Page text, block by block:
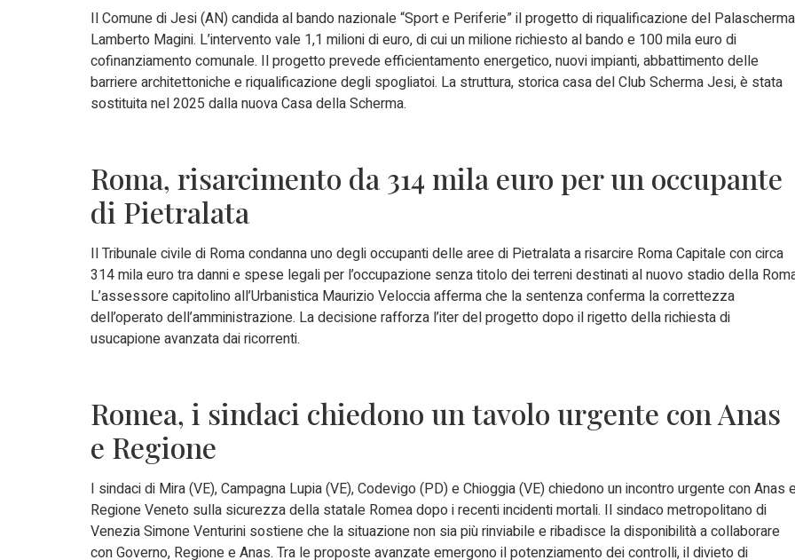
Il Comune di Jesi (AN) candida al bando nazionale “Sport e Periferie” il progetto di riqualificazione del Palascherma
Lamberto Magini. L’intervento vale 1,1 milioni di euro, di cui un milione richiesto al bando e 100 mila euro di
cofinanziamento comunale. Il progetto prevede efficientamento energetico, nuovi impianti, abbattimento delle
barriere architettoniche e riqualificazione degli spogliatoi. La struttura, storica casa del Club Scherma Jesi, è stata
sostituita nel 2025 dalla nuova Casa della Scherma.
Roma, risarcimento da 314 mila euro per un occupante
di Pietralata
Il Tribunale civile di Roma condanna uno degli occupanti delle aree di Pietralata a risarcire Roma Capitale con circa
314 mila euro tra danni e spese legali per l’occupazione senza titolo dei terreni destinati al nuovo stadio della
L’assessore capitolino all’Urbanistica Maurizio Veloccia afferma che la sentenza conferma la correttezza
dell’operato dell’amministrazione. La decisione rafforza l’iter del progetto dopo il rigetto della richiesta di
usucapione avanzata dai ricorrenti.
Romea, i sindaci chiedono un tavolo urgente con Anas
e Regione
I sindaci di Mira (VE), Campagna Lupia (VE), Codevigo (PD) e Chioggia (VE) chiedono un incontro urgente con Anas
Regione Veneto sulla sicurezza della statale Romea dopo i recenti incidenti mortali. Il sindaco metropolitano di
Venezia Simone Venturini sostiene che la situazione non sia più rinviabile e ribadisce la disponibilità a collaborare
con Governo, Regione e Anas. Tra le proposte avanzate emergono il potenziamento dei controlli, il divieto di